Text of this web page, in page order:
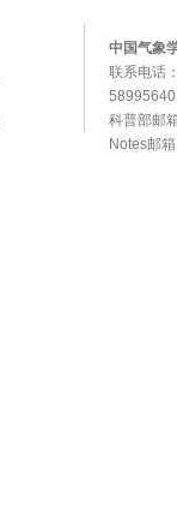
中国气象
联系电话
科普部邮
Notes邮